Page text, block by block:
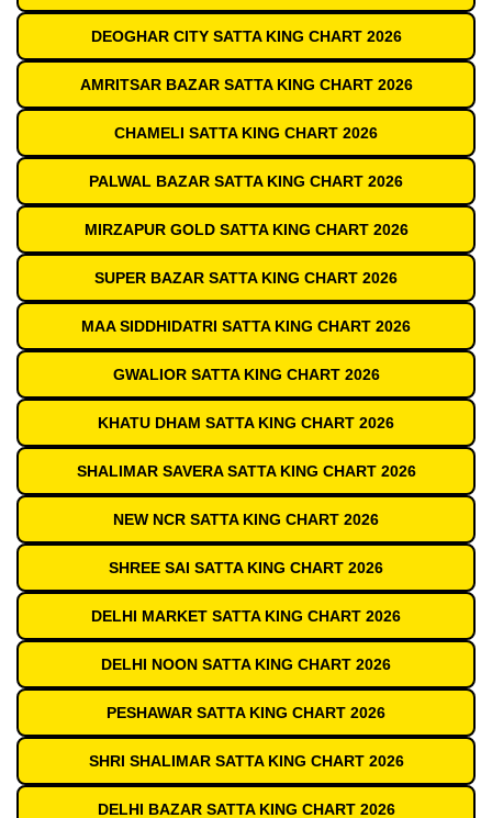
DEOGHAR CITY SATTA KING CHART 2026
AMRITSAR BAZAR SATTA KING CHART 2026
CHAMELI SATTA KING CHART 2026
PALWAL BAZAR SATTA KING CHART 2026
MIRZAPUR GOLD SATTA KING CHART 2026
SUPER BAZAR SATTA KING CHART 2026
MAA SIDDHIDATRI SATTA KING CHART 2026
GWALIOR SATTA KING CHART 2026
KHATU DHAM SATTA KING CHART 2026
SHALIMAR SAVERA SATTA KING CHART 2026
NEW NCR SATTA KING CHART 2026
SHREE SAI SATTA KING CHART 2026
DELHI MARKET SATTA KING CHART 2026
DELHI NOON SATTA KING CHART 2026
PESHAWAR SATTA KING CHART 2026
SHRI SHALIMAR SATTA KING CHART 2026
DELHI BAZAR SATTA KING CHART 2026